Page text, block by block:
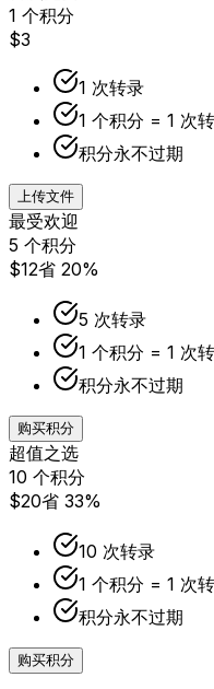
1 个积分
$3
1 次转录
1 个积分 = 1 次
积分永不过期
上传文件
最受欢迎
5 个积分
$12省 20%
5 次转录
1 个积分 = 1 次
积分永不过期
购买积分
超值之选
10 个积分
$20省 33%
10 次转录
1 个积分 = 1 次
积分永不过期
购买积分